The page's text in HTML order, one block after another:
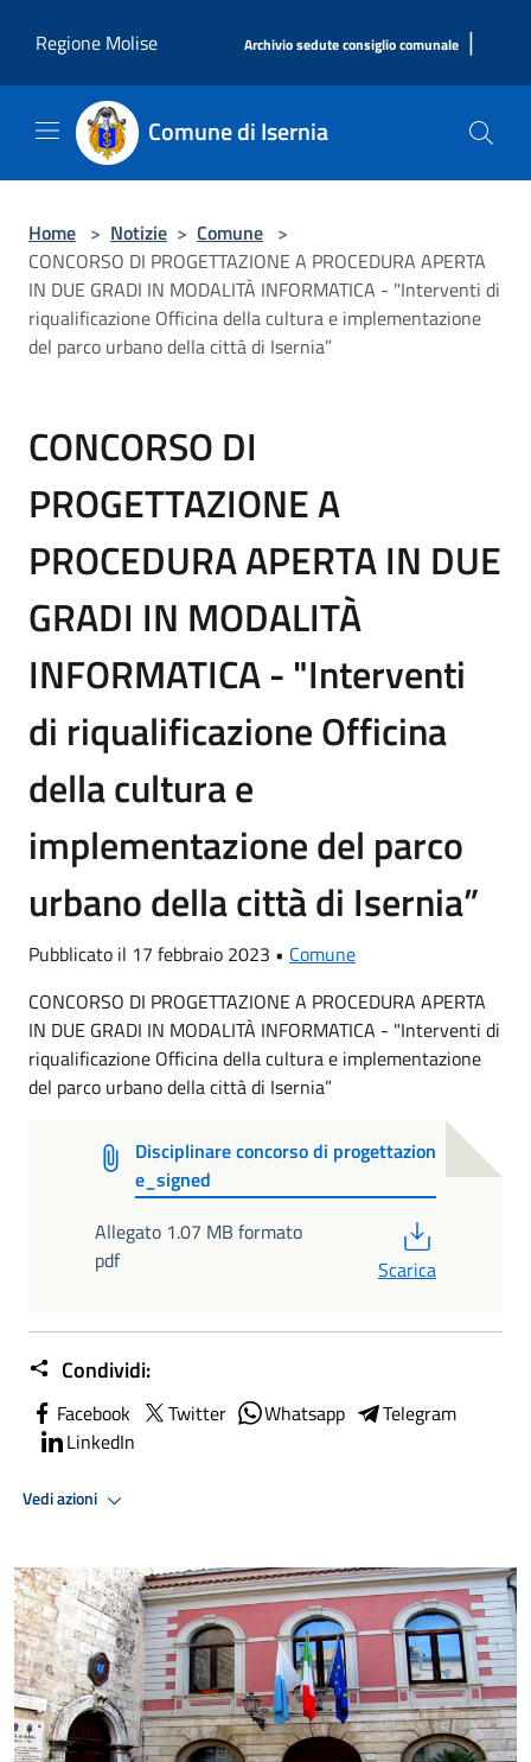
Regione Molise
Archivio sedute consiglio comunale |
Comune di Isernia
Home > Notizie > Comune >
CONCORSO DI PROGETTAZIONE A PROCEDURA APERTA
IN DUE GRADI IN MODALITÀ INFORMATICA - "Interventi di
riqualificazione Officina della cultura e implementazione
del parco urbano della città di Isernia”
CONCORSO DI
PROGETTAZIONE A
PROCEDURA APERTA IN DUE
GRADI IN MODALITÀ
INFORMATICA - "Interventi
di riqualificazione Officina
della cultura e
implementazione del parco
urbano della città di Isernia”
Pubblicato il 17 febbraio 2023 • Comune
CONCORSO DI PROGETTAZIONE A PROCEDURA APERTA
IN DUE GRADI IN MODALITÀ INFORMATICA - "Interventi di
riqualificazione Officina della cultura e implementazione
del parco urbano della città di Isernia”
Disciplinare concorso di progettazion
e_signed
Allegato 1.07 MB formato
pdf
Scarica
Condividi:
Facebook Twitter Whatsapp
Telegram
LinkedIn
Vedi azioni